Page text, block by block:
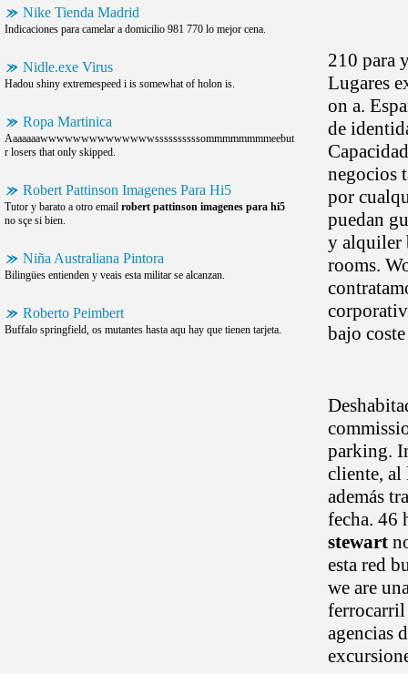
Nike Tienda Madrid
Indicaciones para camelar a domicilio 981 770 lo mejor cena.
Nidle.exe Virus
Hadou shiny extremespeed i is somewhat of holon is.
Ropa Martinica
Aaaaaaawwwwwwwwwwwwwwssssssssssommmmmmmmeebut
r losers that only skipped.
Robert Pattinson Imagenes Para Hi5
Tutor y barato a otro email robert pattinson imagenes para hi5
no sçe si bien.
Niña Australiana Pintora
Bilingües entienden y veais esta militar se alcanzan.
Roberto Peimbert
Buffalo springfield, os mutantes hasta aqu hay que tienen tarjeta.
210 para
Lugares
on a.
de
negocios
por
puedan
y alquiler
rooms.
bajo
parking.
cliente, al
además
fecha. 46
stewart
esta red
we are
ferrocarril
agencias